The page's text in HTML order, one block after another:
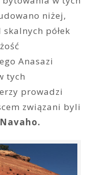
niżej,
półek
Anasazi
tych
prowadzi
związani byli
Navaho.